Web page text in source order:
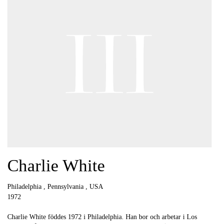
Charlie White
Philadelphia , Pennsylvania , USA
1972
Charlie White föddes 1972 i Philadelphia. Han bor och arbetar i Los